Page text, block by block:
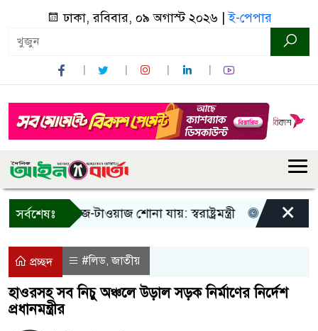
ঢাকা, রবিবার, ০৯ অগাস্ট ২০২৬ |ই-পেপার
সর্বশেষঃ
শুধু আওয়াজ-টাওয়াজ শোনা যায়: স্বরাষ্ট্রমন্ত্রী তিন দিনের
×
প্রচ্ছদ #লিড,জাতীয়
হাওরসহ সব নিচু অঞ্চলে উড়াল সড়ক নির্মাণের নির্দেশ
প্রধানমন্ত্রীর